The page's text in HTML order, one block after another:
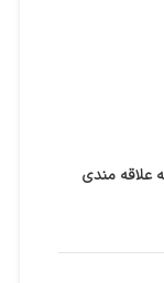
علاقه مندی